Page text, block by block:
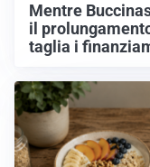
Mentre
il
taglia i